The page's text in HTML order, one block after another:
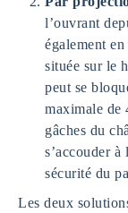
l’ouvrant
également
située sur le
peut se
maximale de
gâches du
s’accouder
sécurité du
Les deux